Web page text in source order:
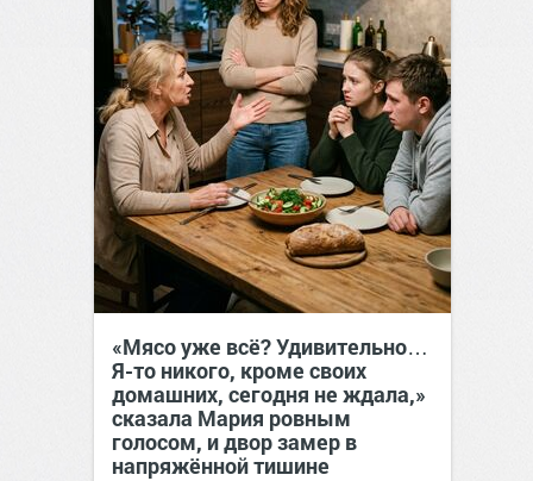
«Мясо уже всё? Удивительно…
Я-то никого, кроме своих
домашних, сегодня не ждала,»
сказала Мария ровным
голосом, и двор замер в
напряжённой тишине